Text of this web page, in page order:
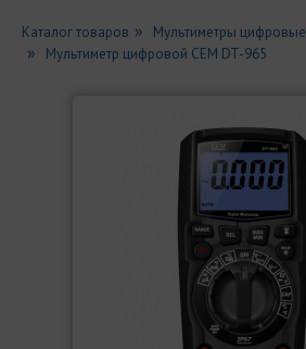
Каталог товаров Мультиметры цифровые
Мультиметр цифровой СЕМ DT-965